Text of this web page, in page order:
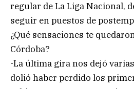
regular de La Liga Nacional,
seguir en puestos de
¿Qué sensaciones te
Córdoba?
-La última gira nos dejó
dolió haber perdido los